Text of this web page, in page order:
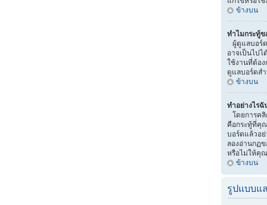
ข้างบน
ทำไมกระทู้
ผู้ดูแลบอร์
อาจเป็นไป
ใช้งานที่ต้อ
ดูแลบอร์ดสำ
ข้างบน
ทำอย่างไรฉั
โดยการคลิ
คือกระทู้ที่คุ
บอร์ดแล้วอ
ลองอ่านกฏ
หรือไม่ให้คุ
ข้างบน
รูปแบบแ